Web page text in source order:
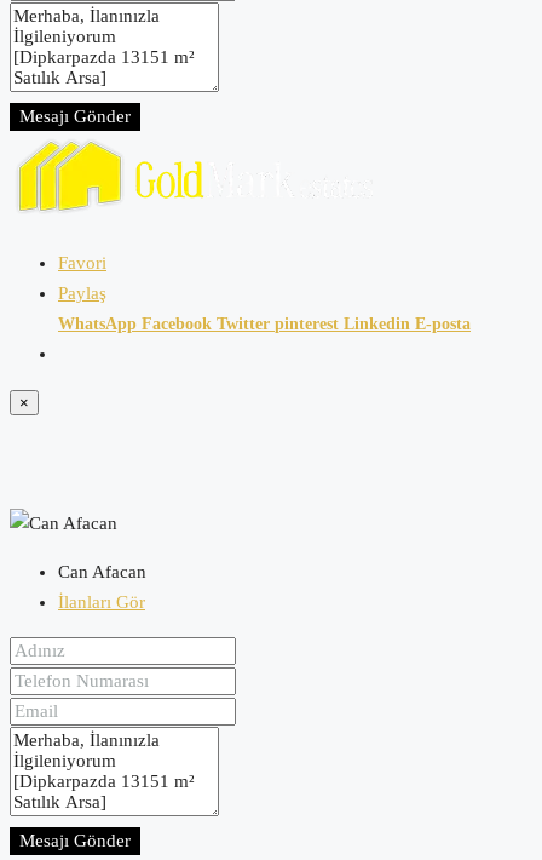
Mesajı Gönder
Favori
Paylaş
WhatsApp Facebook Twitter pinterest Linkedin E-posta
×
Can Afacan
İlanları Gör
Mesajı Gönder